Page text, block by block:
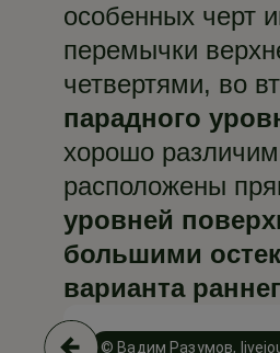
особенных черт
перемычки
четвертями, во
парадного
хорошо
расположены
уровней
большими
варианта
© Вадим Разумов,